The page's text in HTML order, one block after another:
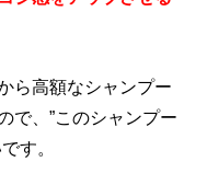
ら高額なシャンプー
で、”このシャンプー
す。